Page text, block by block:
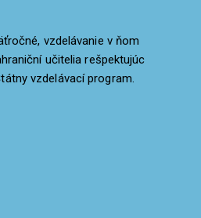
vzdelávanie v ňom
učitelia rešpektujúc
vzdelávací program.